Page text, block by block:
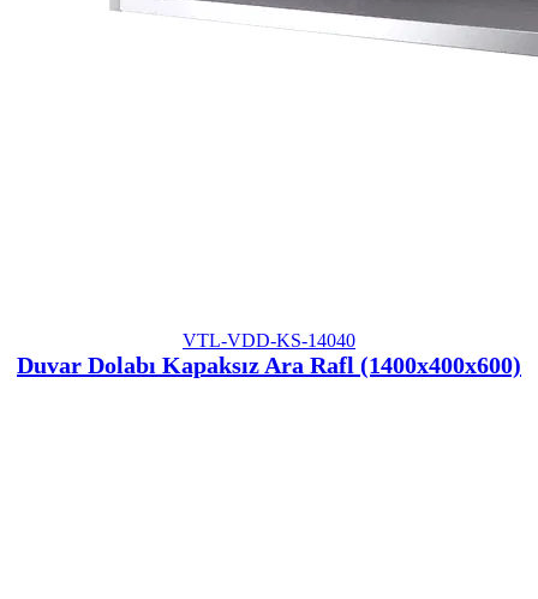
VTL-VDD-KS-14040
Duvar Dolabı Kapaksız Ara Rafl (1400x400x600)